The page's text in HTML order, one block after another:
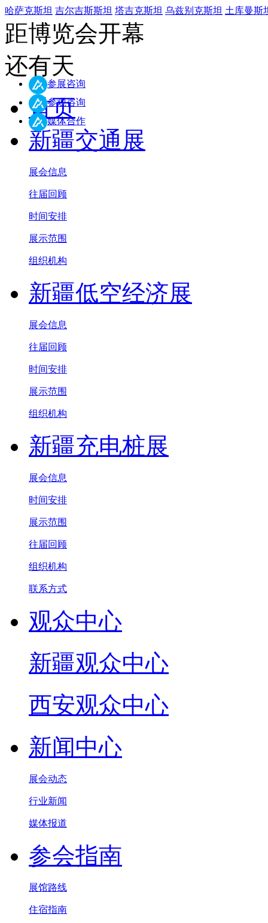
哈萨克斯坦 吉尔吉斯斯坦 塔吉克斯坦 乌兹别克斯坦 土库曼斯
距博览会开幕
还有天
首页
新疆交通展
展会信息
往届回顾
时间安排
展示范围
组织机构
新疆低空经济展
展会信息
往届回顾
时间安排
展示范围
组织机构
新疆充电桩展
展会信息
时间安排
展示范围
往届回顾
组织机构
联系方式
观众中心
新疆观众中心
西安观众中心
新闻中心
展会动态
行业新闻
媒体报道
参会指南
展馆路线
住宿指南
参展咨询
参观咨询
媒体合作